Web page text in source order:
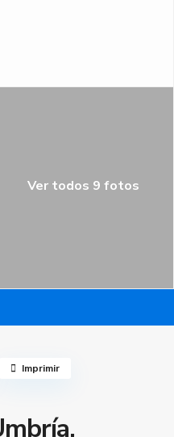
Ver todos 9 fotos
Imprimir